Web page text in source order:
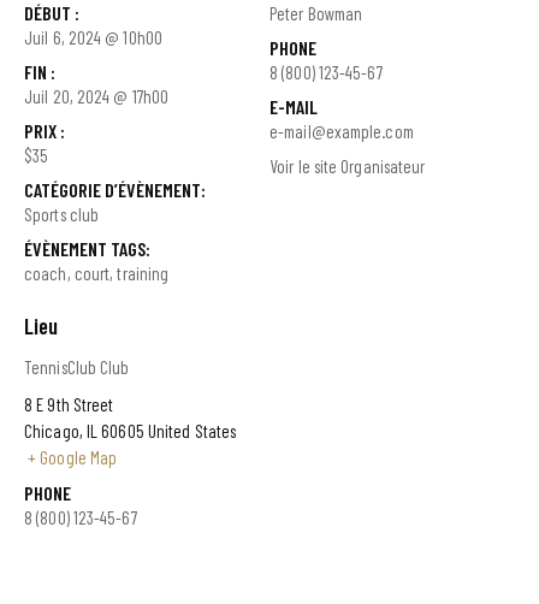
DÉBUT :
Juil 6, 2024 @ 10h00
FIN :
Juil 20, 2024 @ 17h00
PRIX :
$35
CATÉGORIE D’ÉVÈNEMENT:
Sports club
ÉVÈNEMENT TAGS:
coach, court,training
Peter Bowman
PHONE
8 (800) 123-45-67
E-MAIL
e-mail@example.com
Voir le site Organisateur
Lieu
TennisClub Club
8 E 9th Street
Chicago, IL 60605 United States
+ Google Map
PHONE
8 (800) 123-45-67